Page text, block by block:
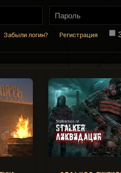
Забыли логин? Регистрация